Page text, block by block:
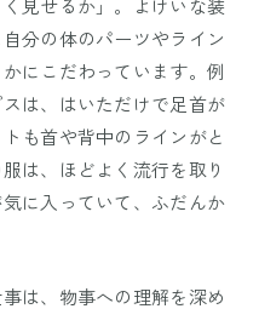
見せるか」。よけいな装
分の体のパーツやライン
にこだわっています。例
は、はいただけで足首が
も首や背中のラインがと
は、ほどよく流行を取り
に入っていて、ふだんか
は、物事への理解を深め